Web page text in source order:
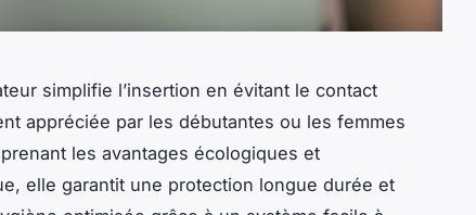
simplifie l’insertion en évitant le contact
appréciée par les débutantes ou les femmes
les avantages écologiques et
elle garantit une protection longue durée et